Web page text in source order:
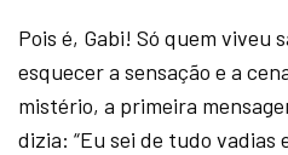
Pois é, Gabi! Só quem viveu
esquecer a sensação e a
mistério, a primeira
dizia: “Eu sei de tudo vadias